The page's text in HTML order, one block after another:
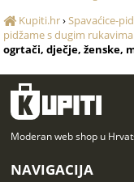
Kupiti.hr›Spavaćice-
pidžame s dugim rukavima
ogrtači, dječje, ženske,
Moderan web shop u
NAVIGACIJA